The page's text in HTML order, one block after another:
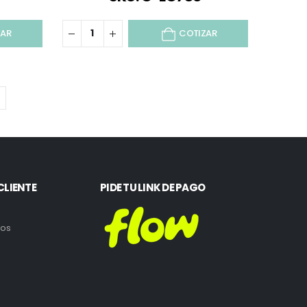
COTIZAR
PIDE TU LINK DE PAGO